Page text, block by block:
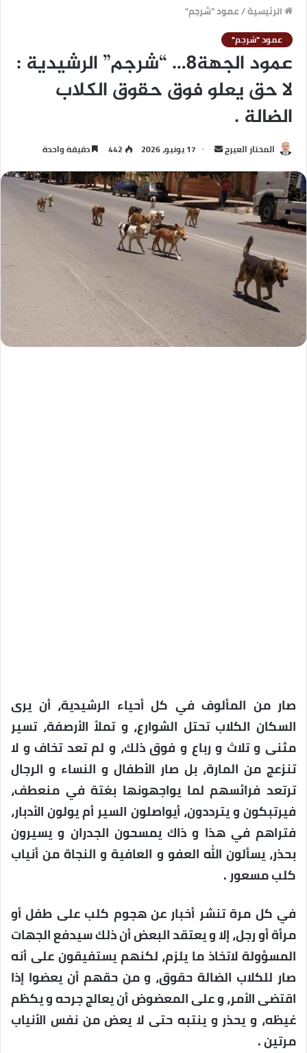
الرئيسية/عمود "شرجم"
عمود "شرجم"
عمود الجهة8… “شرجم” الرشيدية :
لا حق يعلو فوق حقوق الكلاب
الضالة .
المختار العيرج 17 يونيو، 2026 442 دقيقة واحدة
صار من المألوف في كل أحياء الرشيدية، أن يرى
السكان الكلاب تحتل الشوارع، و تملأ الأرصفة، تسير
مثنى و تلاث و رباع و فوق ذلك، و لم تعد تخاف و لا
تنزعج من المارة، بل صار الأطفال و النساء و الرجال
ترتعد فرائسهم لما يواجهونها بغتة في منعطف،
فيرتبكون و يترددون، أيواصلون السير أم يولون الأدبار،
فتراهم في هذا و ذاك يمسحون الجدران و يسيرون
بحذر، يسألون الله العفو و العافية و النجاة من أنياب
كلب مسعور .
في كل مرة تنشر أخبار عن هجوم كلب على طفل أو
مرأة أو رجل، إلا و يعتقد البعض أن ذلك سيدفع الجهات
المسؤولة لاتخاذ ما يلزم، لكنهم يستفيقون على أنه
صار للكلاب الضالة حقوق، و من حقهم أن يعضوا إذا
اقتضى الأمر، و على المعضوض أن يعالج جرحه و يكظم
غيظه، و يحذر و ينتبه حتى لا يعض من نفس الأنياب
مرتين .